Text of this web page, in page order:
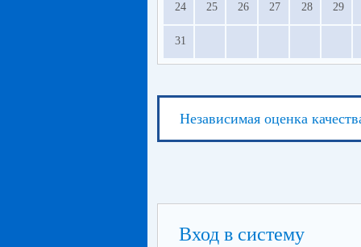
24 25 26 27 28 29
31
Независимая оценка
Вход в систему